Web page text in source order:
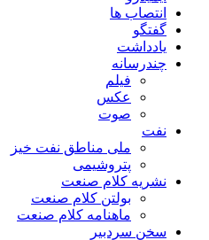
انتصاب ها
گفتگو
یادداشت
چندرسانه
فیلم
عکس
صوت
نفت
ملی مناطق نفت خیز
پتروشیمی
نشریه کلام صنعت
بولتن کلام صنعت
ماهنامه کلام صنعت
سخن سردبیر